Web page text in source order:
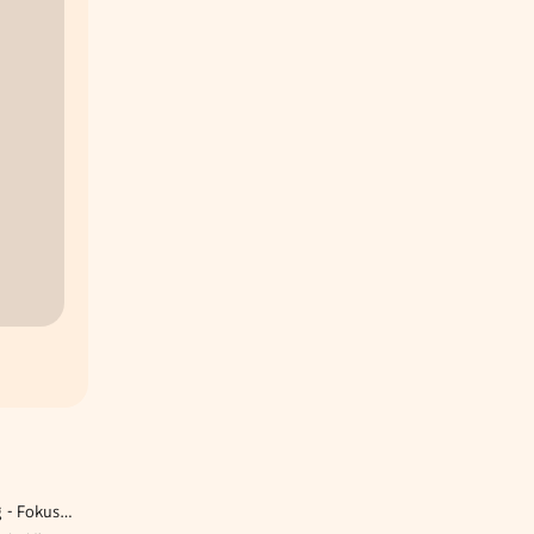
Techniker:in Instandhaltung - Fokus Messtechnik